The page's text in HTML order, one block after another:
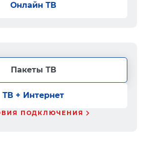
Онлайн ТВ
Пакеты ТВ
ТВ + Интернет
ПОДКЛЮЧЕНИЯ